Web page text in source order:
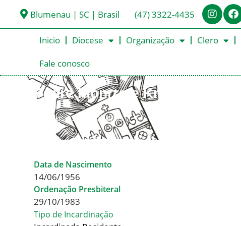
Blumenau | SC | Brasil (47) 3322-4435
Inicio Diocese Organização Clero
Fale conosco
Padre Idonizete Kruger
< Todos os Presbíteros
Data de Nascimento
14/06/1956
Ordenação Presbiteral
29/10/1983
Tipo de Incardinação